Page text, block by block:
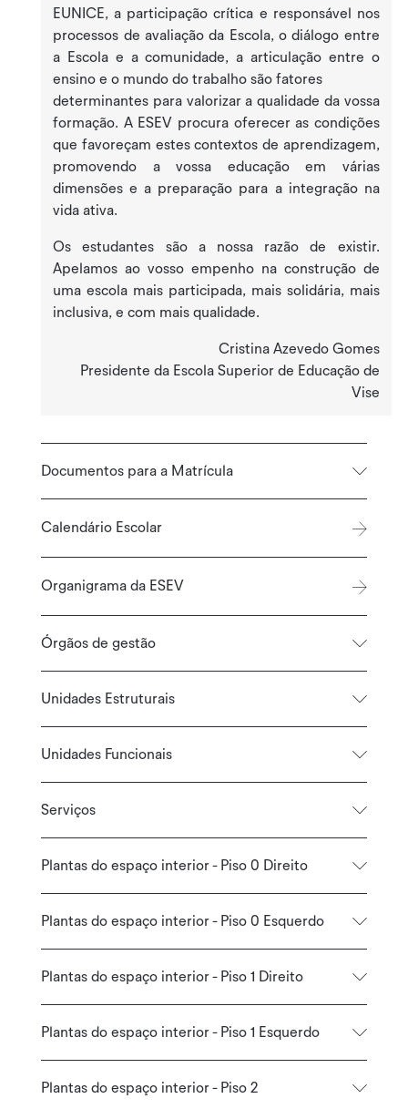
EUNICE, a participação crítica e responsável nos
processos de avaliação da Escola, o diálogo entre
a Escola e a comunidade, a articulação entre o
ensino e o mundo do trabalho são fatores
determinantes para valorizar a qualidade da vossa
formação. A ESEV procura oferecer as condições
que favoreçam estes contextos de aprendizagem,
promovendo a vossa educação em várias
dimensões e a preparação para a integração na
vida ativa.
Os estudantes são a nossa razão de existir.
Apelamos ao vosso empenho na construção de
uma escola mais participada, mais solidária, mais
inclusiva, e com mais qualidade.
Cristina Azevedo Gomes
Presidente da Escola Superior de Educação de
Vise
Documentos para a Matrícula
Calendário Escolar
Organigrama da ESEV
Órgãos de gestão
Unidades Estruturais
Unidades Funcionais
Serviços
Plantas do espaço interior - Piso 0 Direito
Plantas do espaço interior - Piso 0 Esquerdo
Plantas do espaço interior - Piso 1 Direito
Plantas do espaço interior - Piso 1 Esquerdo
Plantas do espaço interior - Piso 2